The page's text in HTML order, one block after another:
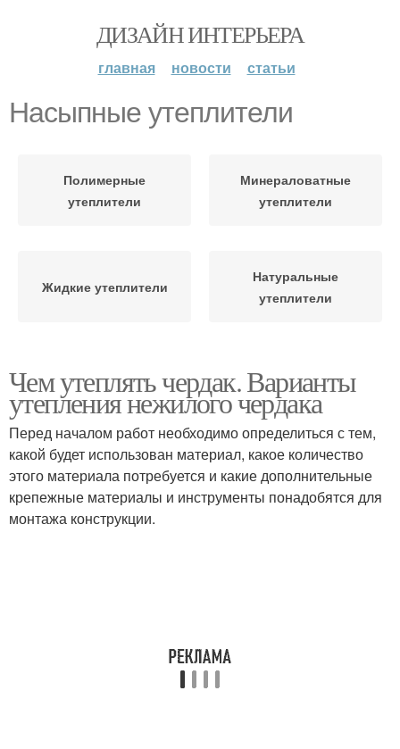
ДИЗАЙН ИНТЕРЬЕРА
главная новости статьи
Насыпные утеплители
Полимерные
утеплители
Минераловатные
утеплители
Жидкие утеплители
Натуральные
утеплители
Чем утеплять чердак. Варианты
утепления нежилого чердака
Перед началом работ необходимо определиться с тем,
какой будет использован материал, какое количество
этого материала потребуется и какие дополнительные
крепежные материалы и инструменты понадобятся для
монтажа конструкции.